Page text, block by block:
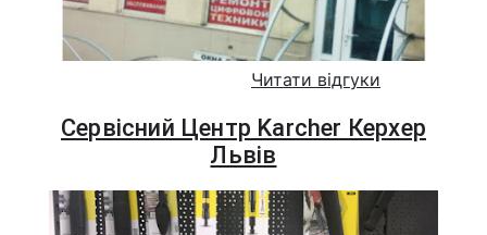
Читати відгуки
Сервісний Центр Karcher Керхер
Львів